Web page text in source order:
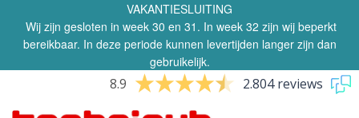
VAKANTIESLUITING
Wij zijn gesloten in week 30 en 31. In week 32 zijn wij beperkt
bereikbaar. In deze periode kunnen levertijden langer zijn dan
gebruikelijk.
8.9 2.804 reviews